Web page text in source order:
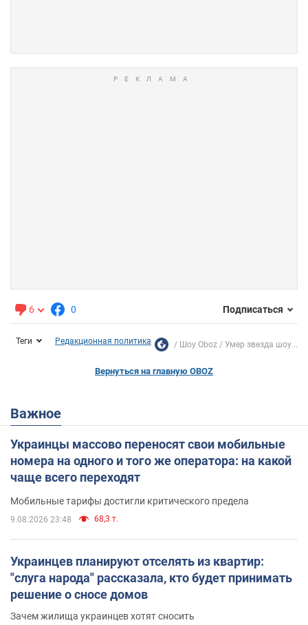
6 0 Подписаться
Теги Редакционная политика Шоу Oboz Умер звезда шоу...
Вернуться на главную OBOZ
Важное
Украинцы массово переносят свои мобильные
номера на одного и того же оператора: на какой
чаще всего переходят
Мобильные тарифы достигли критического предела
9.08.2026 23:48 68,3 т.
Украинцев планируют отселять из квартир:
"слуга народа" рассказала, кто будет принимать
решение о сносе домов
Зачем жилища украинцев хотят сносить